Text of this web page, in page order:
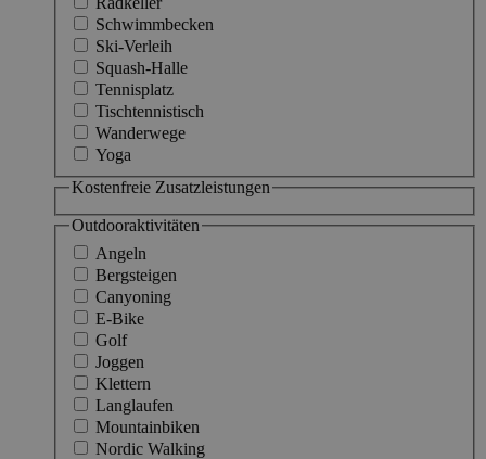
Schwimmbecken
Ski-Verleih
Squash-Halle
Tennisplatz
Tischtennistisch
Wanderwege
Yoga
Kostenfreie Zusatzleistungen
Outdooraktivitäten
Angeln
Bergsteigen
Canyoning
E-Bike
Golf
Joggen
Klettern
Langlaufen
Mountainbiken
Nordic Walking